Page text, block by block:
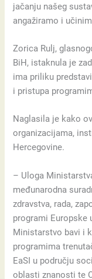
jačanju našeg
angažiramo i
Zorica Rulj,
BiH, istaknula je
ima priliku
i pristupa
Naglasila je kako
organizacijama,
Hercegovine.
– Uloga
međunarodna
zdravstva, rada,
programi Europske
Ministarstvo bavi i
programima
EaSI u području
oblasti znanosti te